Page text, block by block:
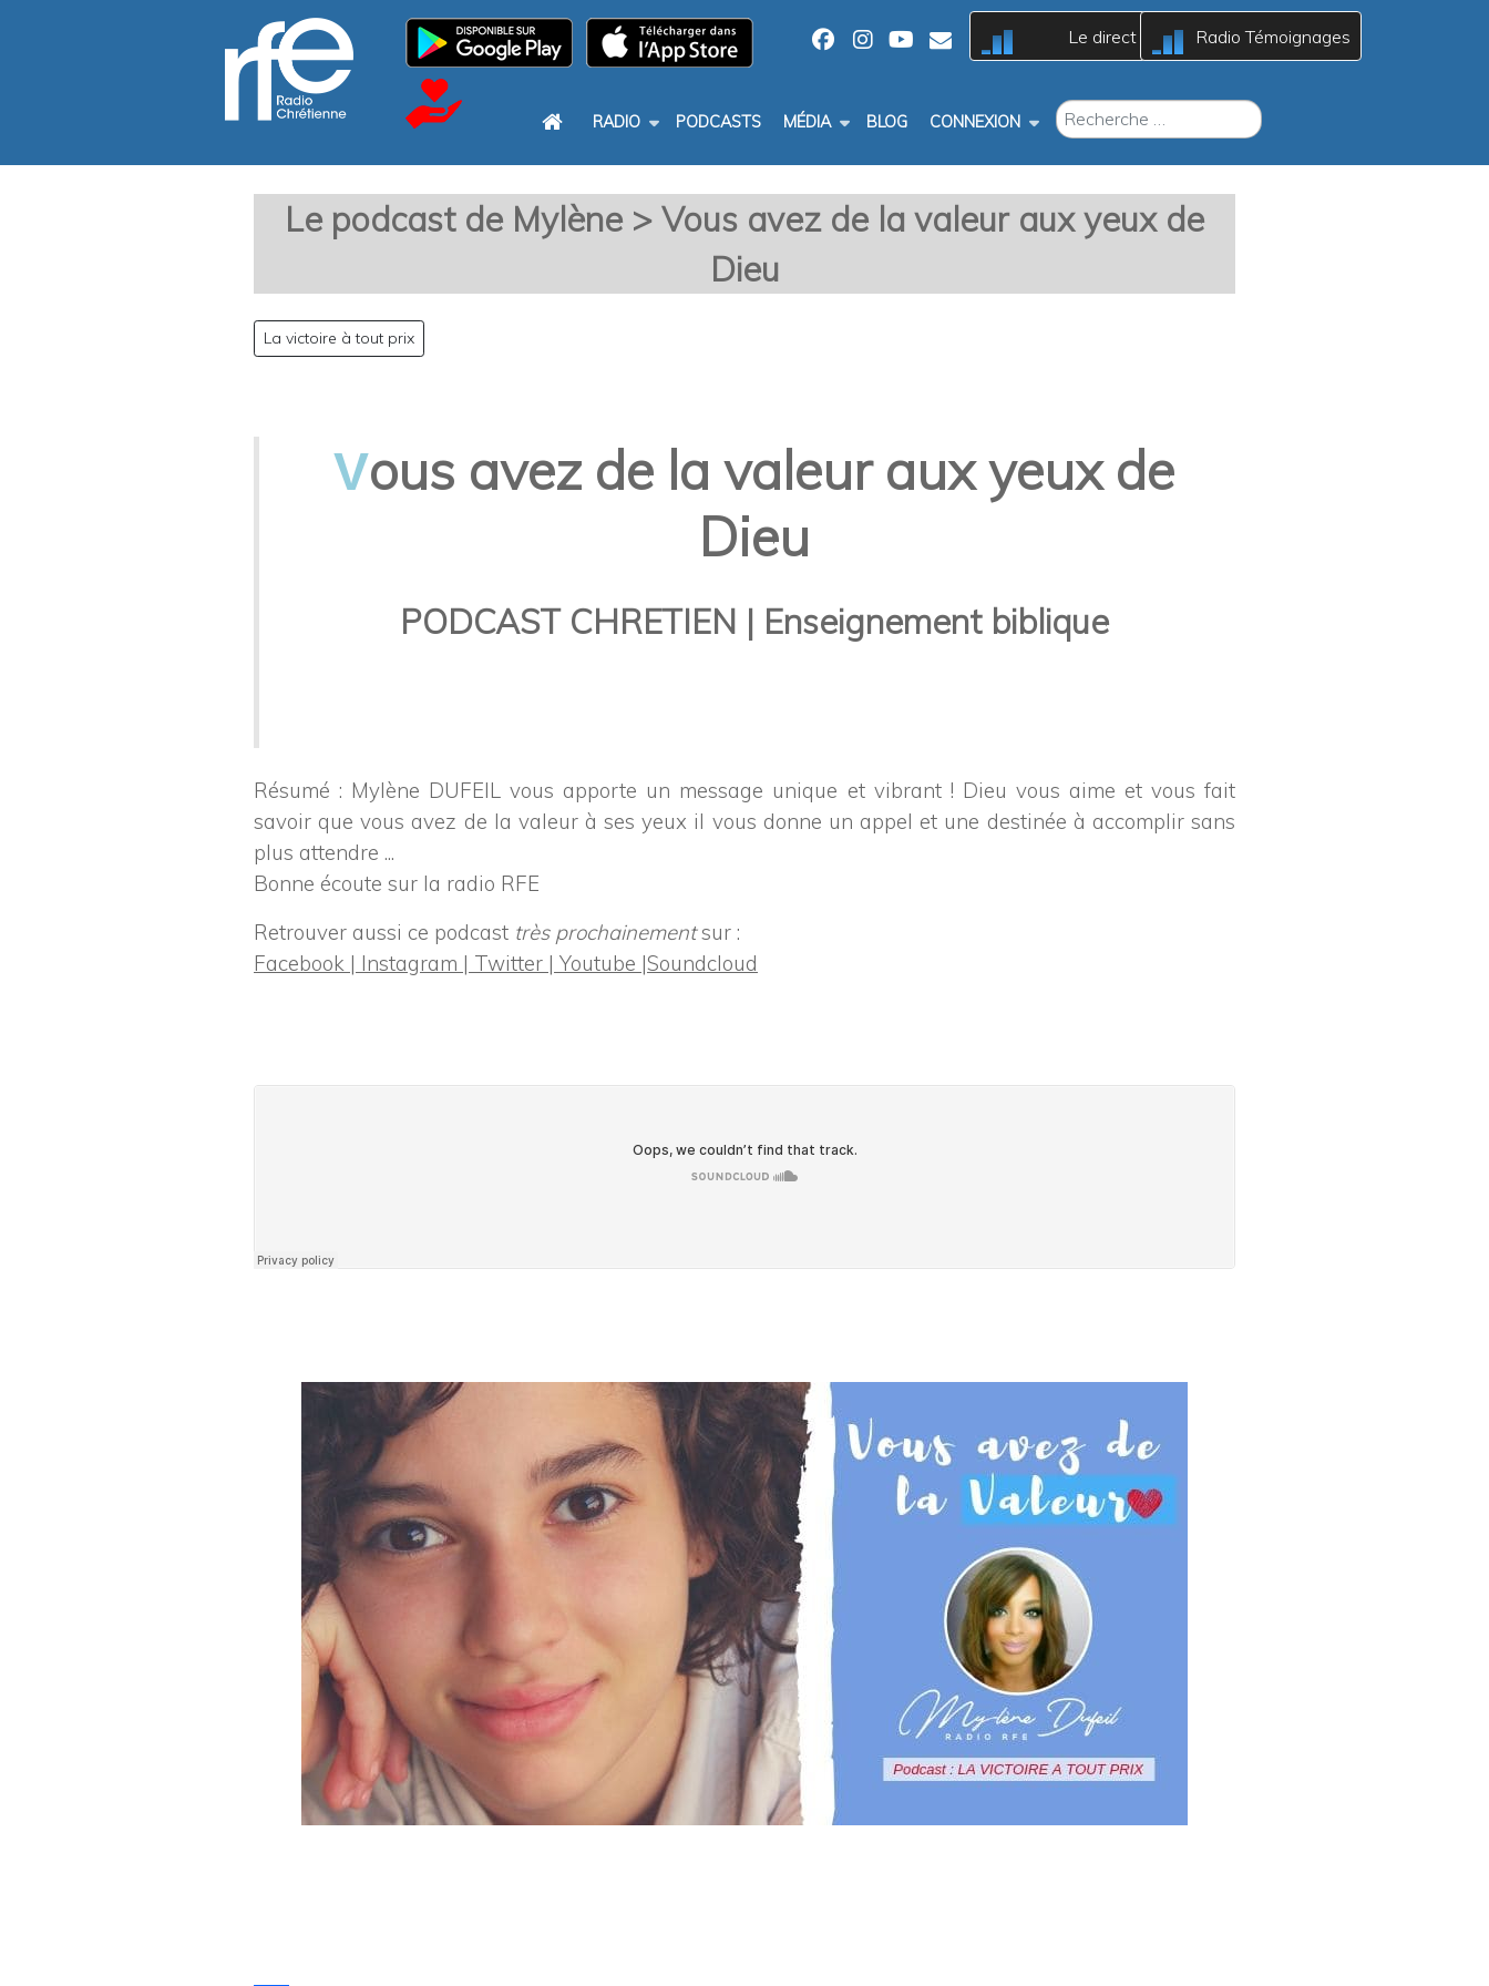
A
Bc
Le direct
A
Bc
Radio Témoignages
RADIO PODCASTS MÉDIA BLOG CONNEXION
RECHERCHER
Le podcast de Mylène > Vous avez de la valeur aux yeux de
Dieu
La victoire à tout prix
Vous avez de la valeur aux yeux de
Dieu
PODCAST CHRETIEN | Enseignement biblique
Résumé : Mylène DUFEIL vous apporte un message unique et vibrant ! Dieu vous aime et vous fait
savoir que vous avez de la valeur à ses yeux il vous donne un appel et une destinée à accomplir sans
plus attendre ...
Bonne écoute sur la radio RFE
Retrouver aussi ce podcast très prochainementsur :
Facebook | Instagram | Twitter | Youtube |Soundcloud